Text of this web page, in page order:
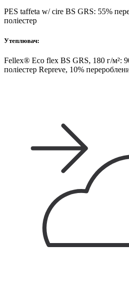
PES taffeta w/ cire BS GRS: 55%
поліестер
Утеплювач:
Fellex® Eco flex BS GRS, 180 г/м²:
поліестер Repreve, 10%